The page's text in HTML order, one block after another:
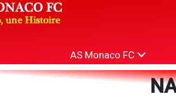
AS Monaco FC